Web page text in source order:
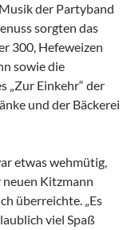
der Partyband
sorgten das
300, Hefeweizen
sowie die
„Zur Einkehr“ der
und der Bäckerei
etwas wehmütig,
Kitzmann
überreichte. „Es
viel Spaß